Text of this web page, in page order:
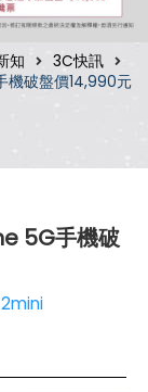
知
3C快訊
機破盤價14,990元
5G手機破